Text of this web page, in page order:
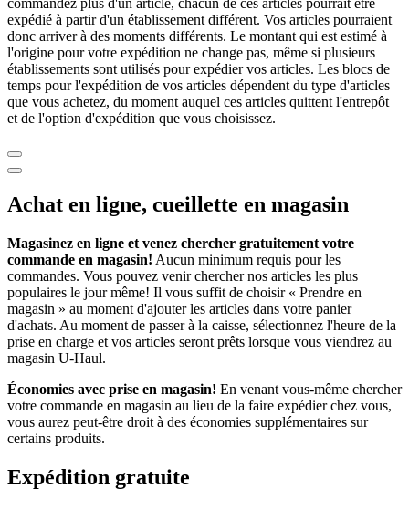
commandez plus d'un article, chacun de ces articles pourrait être
expédié à partir d'un établissement différent. Vos articles pourraient
donc arriver à des moments différents. Le montant qui est estimé à
l'origine pour votre expédition ne change pas, même si plusieurs
établissements sont utilisés pour expédier vos articles. Les blocs de
temps pour l'expédition de vos articles dépendent du type d'articles
que vous achetez, du moment auquel ces articles quittent l'entrepôt
et de l'option d'expédition que vous choisissez.
Achat en ligne, cueillette en magasin
Magasinez en ligne et venez chercher gratuitement votre
commande en magasin! Aucun minimum requis pour les
commandes. Vous pouvez venir chercher nos articles les plus
populaires le jour même! Il vous suffit de choisir « Prendre en
magasin » au moment d'ajouter les articles dans votre panier
d'achats. Au moment de passer à la caisse, sélectionnez l'heure de la
prise en charge et vos articles seront prêts lorsque vous viendrez au
magasin U-Haul.
Économies avec prise en magasin! En venant vous-même chercher
votre commande en magasin au lieu de la faire expédier chez vous,
vous aurez peut-être droit à des économies supplémentaires sur
certains produits.
Expédition gratuite